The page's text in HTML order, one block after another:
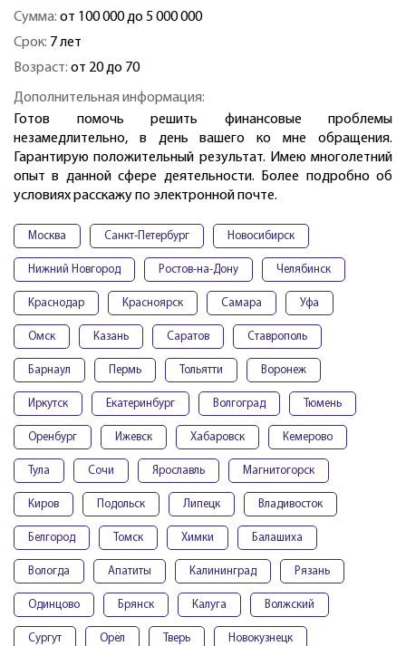
Сумма: от 100 000 до 5 000 000
Срок: 7 лет
Возраст: от 20 до 70
Дополнительная информация:
Готов помочь решить финансовые проблемы
незамедлительно, в день вашего ко мне обращения.
Гарантирую положительный результат. Имею многолетний
опыт в данной сфере деятельности. Более подробно об
условиях расскажу по электронной почте.
Москва Санкт-Петербург Новосибирск
Нижний Новгород Ростов-на-Дону Челябинск
Краснодар Красноярск Самара Уфа
Омск Казань Саратов Ставрополь
Барнаул Пермь Тольятти Воронеж
Иркутск Екатеринбург Волгоград Тюмень
Оренбург Ижевск Хабаровск Кемерово
Тула Сочи Ярославль Магнитогорск
Киров Подольск Липецк Владивосток
Белгород Томск Химки Балашиха
Вологда Апатиты Калининград Рязань
Одинцово Брянск Калуга Волжский
Сургут Орёл Тверь Новокузнецк